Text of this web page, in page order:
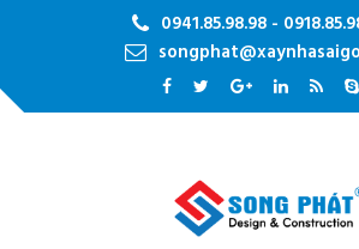
0941.85.98.98 -